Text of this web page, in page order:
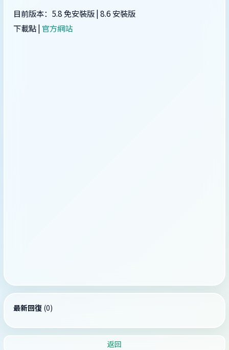
目前版本：5.8 免安裝版 | 8.6 安裝版
下載點 | 官方網站
最新回復 (0)
返回